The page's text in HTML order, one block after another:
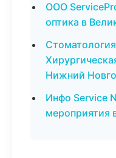
ООО
оптика в
Нижний
Инфо Service
мероприятия